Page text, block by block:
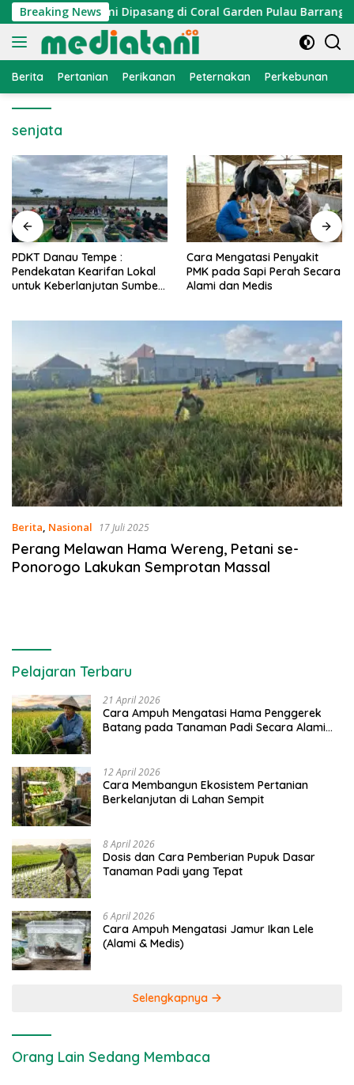
Langsung
ke
konten
Breaking News
Atraktor Cumi Dipasang di Coral Garden Pulau Barrang
Berita Pertanian Perikanan Peternakan Perkebunan
senjata
PDKT Danau Tempe :
Pendekatan Kearifan Lokal
untuk Keberlanjutan Sumber
Cara Mengatasi Penyakit
PMK pada Sapi Perah Secara
Alami dan Medis
Berita, Nasional 17 Juli 2025
Perang Melawan Hama Wereng, Petani se-
Ponorogo Lakukan Semprotan Massal
Pelajaran Terbaru
21 April 2026
Cara Ampuh Mengatasi Hama Penggerek
Batang pada Tanaman Padi Secara Alami
12 April 2026
Cara Membangun Ekosistem Pertanian
Berkelanjutan di Lahan Sempit
8 April 2026
Dosis dan Cara Pemberian Pupuk Dasar
Tanaman Padi yang Tepat
6 April 2026
Cara Ampuh Mengatasi Jamur Ikan Lele
(Alami & Medis)
Selengkapnya
Orang Lain Sedang Membaca